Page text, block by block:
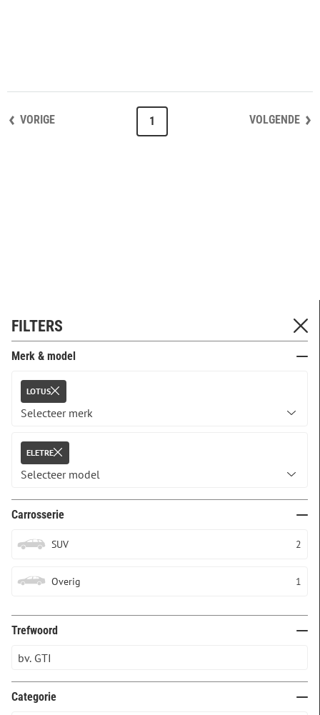
FILTERS
Merk & model
LOTUS
ELETRE
Carrosserie
SUV 2
Overig 1
Trefwoord
Categorie
VORIGE VOLGENDE
1